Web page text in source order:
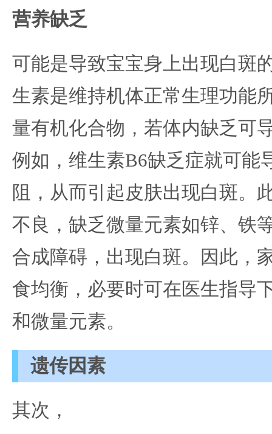
营养缺乏
可能是导致宝宝身上出现白斑
生素是维持机体正常生理功能
量有机化合物，若体内缺乏可
例如，维生素B6缺乏症就可能
阻，从而引起皮肤出现白斑。
不良，缺乏微量元素如锌、铁
合成障碍，出现白斑。因此，
食均衡，必要时可在医生指导
和微量元素。
遗传因素
其次，